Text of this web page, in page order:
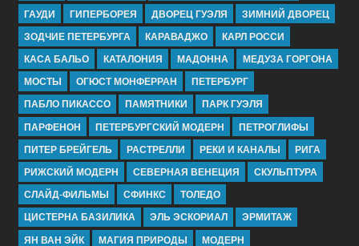
ГАУДИ
ГИПЕРБОРЕЯ ДВОРЕЦ ГУЭЛЯ
ЗИМНИЙ ДВОРЕЦ
ЗОДЧИЕ ПЕТЕРБУРГА
КАРАВАДЖО
КАРЛ РОССИ
КАСА БАЛЬО
КАТАЛОНИЯ МАДОННА
МЕДУЗА ГОРГОНА
МОСТЫ
ОГЮСТ МОНФЕРРАН
ПЕТЕРБУРГ
ПАБЛО ПИКАССО
ПАМЯТНИКИ
ПАРК ГУЭЛЯ
ПАРФЕНОН
ПЕТЕРБУРГСКИЙ МОДЕРН
ПЕТРОГЛИФЫ
ПИТЕР БРЕЙГЕЛЬ
РАСТРЕЛЛИ РЕКИ И КАНАЛЫ
РИГА
РИЖСКИЙ МОДЕРН
СЕВЕРНАЯ ВЕНЕЦИЯ
СКУЛЬПТУРА
СЛАЙД-ФИЛЬМЫ
СФИНКС
ТОЛЕДО
ЦИСТЕРНА БАЗИЛИКА
ЭЛЬ ЭСКОРИАЛ
ЭРМИТАЖ
ЯН ВАН ЭЙК
МАГИЯ ПРИРОДЫ МОДЕРН